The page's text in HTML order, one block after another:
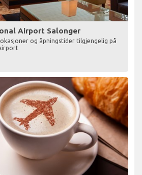
Airport Salonger
og åpningstider tilgjengelig på